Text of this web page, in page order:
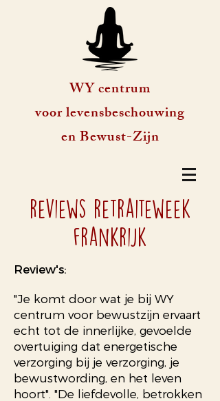
WY centrum
voor levensbeschouwing
en Bewust-Zijn
reviews retraiteweek
frankrijk
Review's:
"Je komt door wat je bij WY
centrum voor bewustzijn ervaart
echt tot de innerlijke, gevoelde
overtuiging dat energetische
verzorging bij je verzorging, je
bewustwording, en het leven
hoort". "De liefdevolle, betrokken